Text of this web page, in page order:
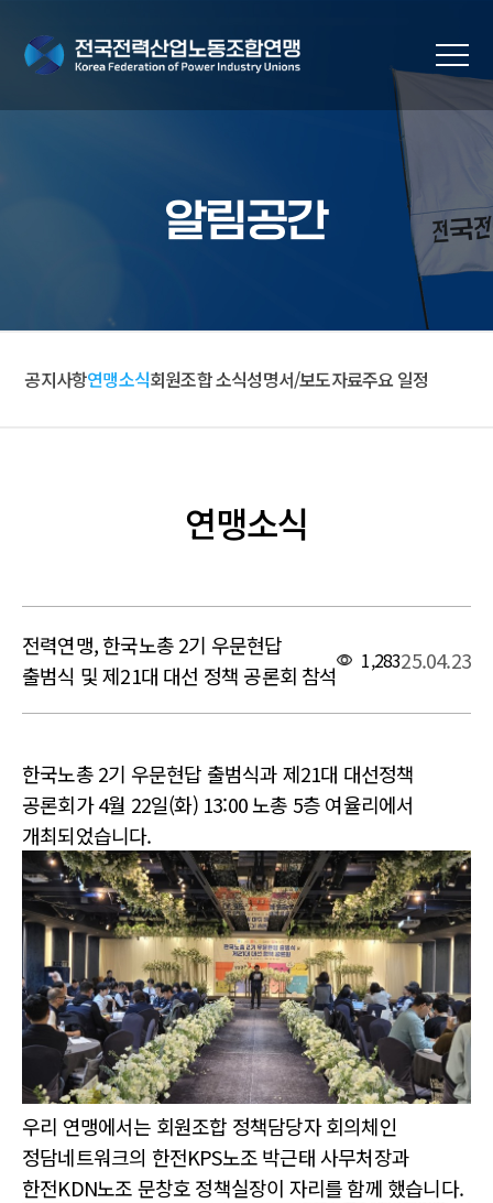
알림공간
공지사항연맹소식회원조합 소식성명서/보도자료주요 일정
연맹소식
전력연맹, 한국노총 2기 우문현답
출범식 및 제21대 대선 정책 공론회 참석
1,28325.04.23
본문
한국노총 2기 우문현답 출범식과 제21대 대선정책
공론회가 4월 22일(화) 13:00 노총 5층 여율리에서
개최되었습니다.
우리 연맹에서는 회원조합 정책담당자 회의체인
정담네트워크의 한전KPS노조 박근태 사무처장과
한전KDN노조 문창호 정책실장이 자리를 함께 했습니다.